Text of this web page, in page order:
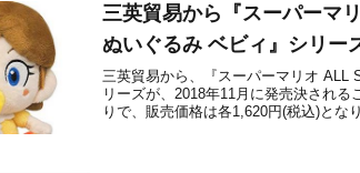
三英貿易から『スーパーマ
ぬいぐるみ ベビィ』シリー
三英貿易から、『スーパーマリオ ALL
リーズが、2018年11月に発売決され
りで、販売価格は各1,620円(税込)とな